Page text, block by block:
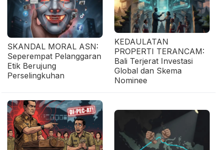
SKANDAL MORAL ASN:
Seperempat Pelanggaran
Etik Berujung
Perselingkuhan
KEDAULATAN
PROPERTI TERANCAM:
Bali Terjerat Investasi
Global dan Skema
Nominee